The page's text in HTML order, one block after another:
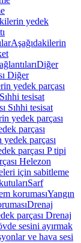
yedek
Aşağıdakilerin
Diğer
Diğer
yedek parçası
Sıhhi tesisat
Sıhhi tesisat
yedek parçası
parçası
parçası
parçası P tipi
Helezon
için sabitleme
Sarf
korumasıYangın
Drenaj
parçası Drenaj
sesini ayırmak
ve hava sesi